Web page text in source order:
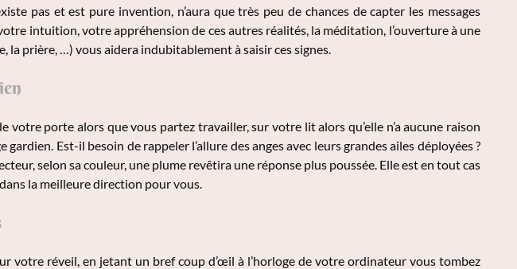
pas et est pure invention, n’aura que très peu de chances de capter les messages
intuition, votre appréhension de ces autres réalités, la méditation, l’ouverture à une
la prière, …) vous aidera indubitablement à saisir ces signes.
votre porte alors que vous partez travailler, sur votre lit alors qu’elle n’a aucune raison
Est-il besoin de rappeler l’allure des anges avec leurs grandes ailes déployées ?
selon sa couleur, une plume revêtira une réponse plus poussée. Elle est en tout cas
la meilleure direction pour vous.
votre réveil, en jetant un bref coup d’œil à l’horloge de votre ordinateur vous tombez